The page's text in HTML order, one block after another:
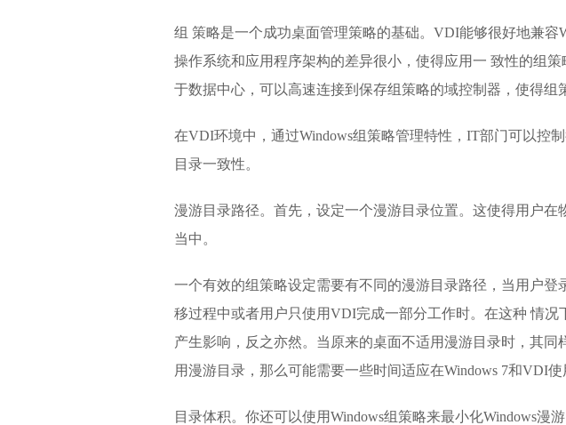
组 策略是一个成功桌面管理策略的基础。VDI能够很好地兼容
操作系统和应用程序架构的差异很小，使得应用一 致性的组
于数据中心，可以高速连接到保存组策略的域控制器，使得组
在VDI环境中，通过Windows组策略管理特性，IT部门可以控
目录一致性。
漫游目录路径。首先，设定一个漫游目录位置。这使得用户
当中。
一个有效的组策略设定需要有不同的漫游目录路径，当用户
移过程中或者用户只使用VDI完成一部分工作时。在这种 情
产生影响，反之亦然。当原来的桌面不适用漫游目录时，其同
用漫游目录，那么可能需要一些时间适应在Windows 7和VDI使
目录体积。你还可以使用Windows组策略来最小化Windows漫